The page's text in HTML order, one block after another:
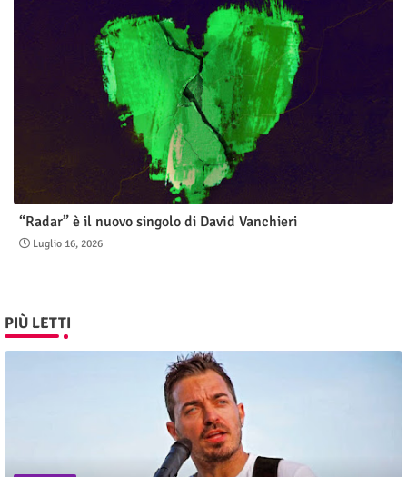
“Radar” è il nuovo singolo di David Vanchieri
Luglio 16, 2026
PIÙ LETTI